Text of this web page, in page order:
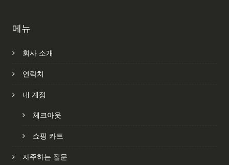
메뉴
회사 소개
연락처
내 계정
체크아웃
쇼핑 카트
자주하는 질문